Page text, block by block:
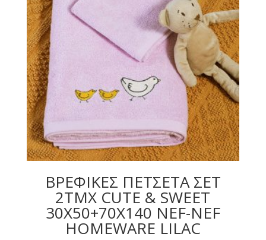
ΒΡΕΦΙΚΕΣ ΠΕΤΣΕΤΑ ΣΕΤ
2TMX CUTE & SWEET
30X50+70X140 NEF-NEF
HOMEWARE LILAC